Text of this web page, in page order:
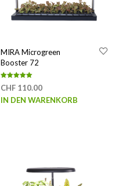
MIRA Microgreen
Booster 72
5.00
CHF110.00
IN DEN WARENKORB